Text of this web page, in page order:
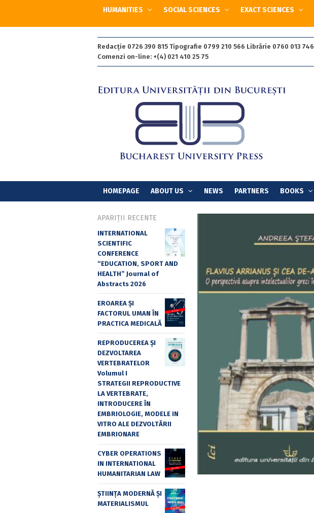
HUMANITIES SOCIAL SCIENCES EXACT SCIENCES
Redacție 0726 390 815 Tipografie 0799 210 566 Librărie 0760 013 746
Comenzi on-line: +(4) 021 410 25 75
HOMEPAGE ABOUT US NEWS PARTNERS BOOKS
APARIȚII RECENTE
INTERNATIONAL
SCIENTIFIC
CONFERENCE
“EDUCATION, SPORT AND
HEALTH” Journal of
Abstracts 2026
EROAREA ȘI
FACTORUL UMAN ÎN
PRACTICA MEDICALĂ
REPRODUCEREA ȘI
DEZVOLTAREA
VERTEBRATELOR
Volumul I
STRATEGII REPRODUCTIVE
LA VERTEBRATE,
INTRODUCERE ÎN
EMBRIOLOGIE, MODELE IN
VITRO ALE DEZVOLTĂRII
EMBRIONARE
CYBER OPERATIONS
IN INTERNATIONAL
HUMANITARIAN LAW
ȘTIINȚA MODERNĂ ȘI
MATERIALISMUL